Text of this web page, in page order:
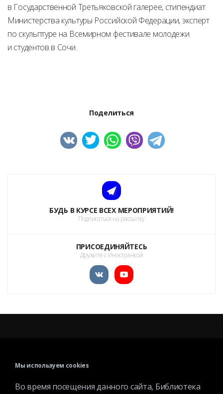
в Государственной Третьяковской галерее, стипендиат
Министерства культуры Российской Федерации, эксперт
по скульптуре на Всемирном фестивале молодежи
и студентов в Сочи.
Поделиться
БУДЬ В КУРСЕ ВСЕХ МЕРОПРИЯТИЙ!
Подписаться на рассылку
ПРИСОЕДИНЯЙТЕСЬ
Дружите с Иностранкой
СТРУКТУРА
Мы используем cookies
Во время посещения данного сайта, Библиотека